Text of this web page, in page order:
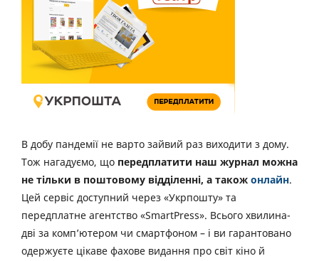
В добу пандемії не варто зайвий раз виходити з дому.
Тож нагадуємо, що передплатити наш журнал можна
не тільки в поштовому відділенні, а також онлайн.
Цей сервіс доступний через «Укрпошту» та
передплатне агентство «SmartPress». Всього хвилина-
дві за комп’ютером чи смартфоном – і ви гарантовано
одержуєте цікаве фахове видання про світ кіно й